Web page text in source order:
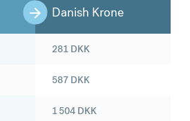
Danish Krone
281 DKK
587 DKK
1 504 DKK